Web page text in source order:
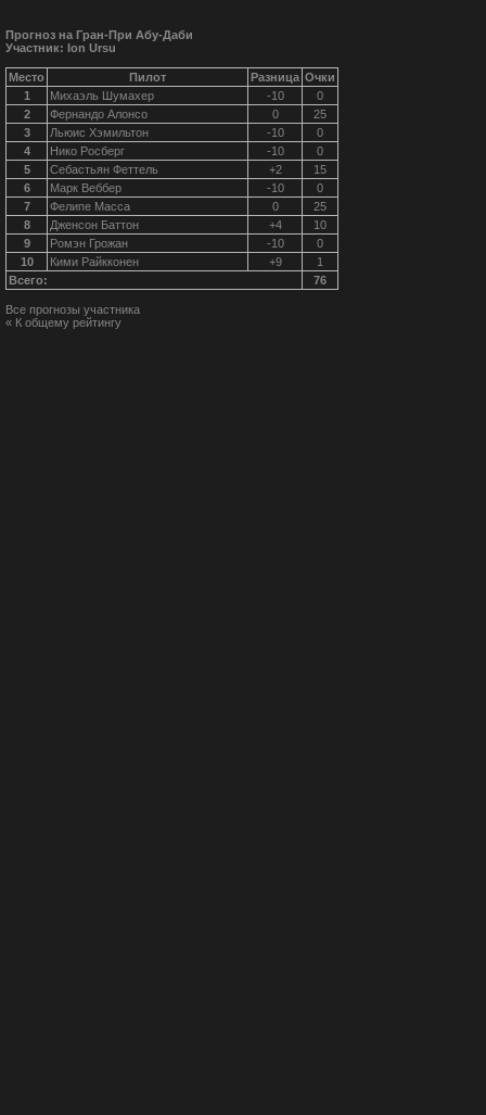
Прогноз на Гран-При Абу-Даби
Участник: Ion Ursu
Место Пилот Разница Очки
1
Михаэль Шумахер -10
0
2
Фернандо Алонсо 0
25
3
Льюис Хэмильтон -10
0
4
Нико Росберг -10
0
5
Себастьян Феттель +2
15
6
Марк Веббер -10
0
7
Фелипе Масса 0
25
8
Дженсон Баттон +4
10
9
Ромэн Грожан -10
0
10
Кими Райкконен +9
1
Всего:
76
Все прогнозы участника
« К общему рейтингу